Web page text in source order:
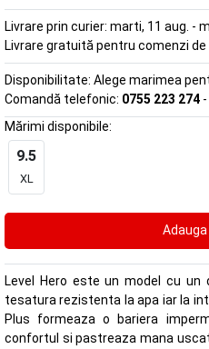
Livrare prin curier: marti, 11 aug. -
Livrare gratuită pentru comenzi
Disponibilitate: Alege marimea
Comandă telefonic: 0755 223 274
Mărimi disponibile:
9.5
XL
Level Hero este un model cu un
tesatura rezistenta la apa iar la
Plus formeaza o bariera
confortul si pastreaza mana